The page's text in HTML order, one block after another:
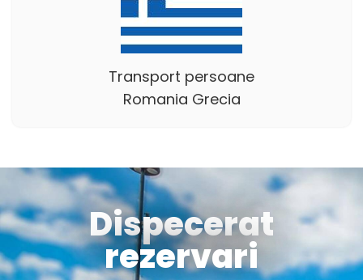
Transport persoane
Romania Grecia
Dispecerat
rezervari